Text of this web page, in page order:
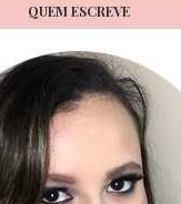
QUEM ESCREVE